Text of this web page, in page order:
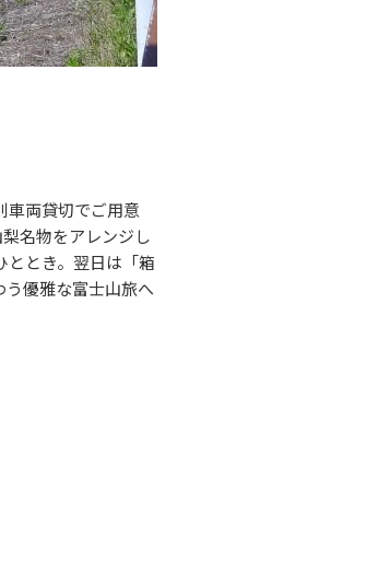
車両貸切でご用意
名物をアレンジし
ととき。翌日は「箱
優雅な富士山旅へ